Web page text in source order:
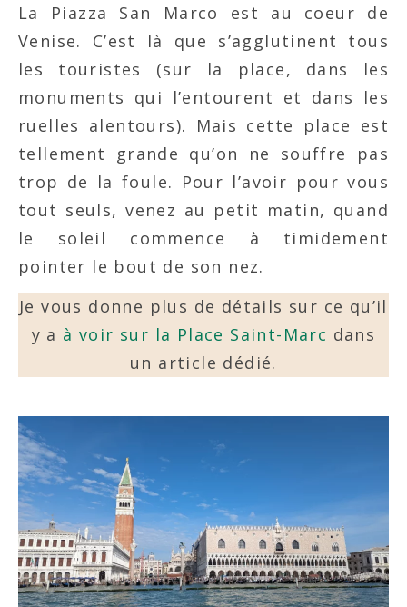
La Piazza San Marco est au coeur de
Venise. C’est là que s’agglutinent tous
les touristes (sur la place, dans les
monuments qui l’entourent et dans les
ruelles alentours). Mais cette place est
tellement grande qu’on ne souffre pas
trop de la foule. Pour l’avoir pour vous
tout seuls, venez au petit matin, quand
le soleil commence à timidement
pointer le bout de son nez.
Je vous donne plus de détails sur ce qu’il
y a à voir sur la Place Saint-Marc dans
un article dédié.